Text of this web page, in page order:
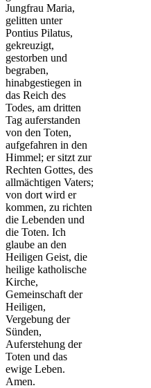
Jungfrau Maria,
gelitten unter
Pontius Pilatus,
gekreuzigt,
gestorben und
begraben,
hinabgestiegen in
das Reich des
Todes, am dritten
Tag auferstanden
von den Toten,
aufgefahren in den
Himmel; er sitzt zur
Rechten Gottes, des
allmächtigen Vaters;
von dort wird er
kommen, zu richten
die Lebenden und
die Toten. Ich
glaube an den
Heiligen Geist, die
heilige katholische
Kirche,
Gemeinschaft der
Heiligen,
Vergebung der
Sünden,
Auferstehung der
Toten und das
ewige Leben.
Amen.